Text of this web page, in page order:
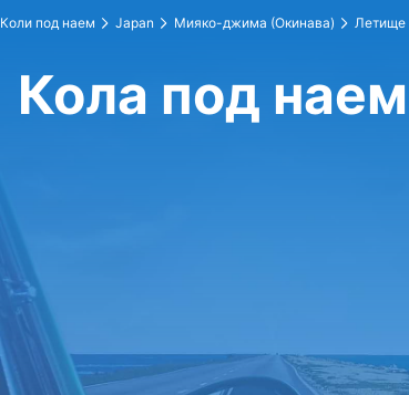
Коли под наем Japan Мияко-джима (Окинава) Летище
Кола под